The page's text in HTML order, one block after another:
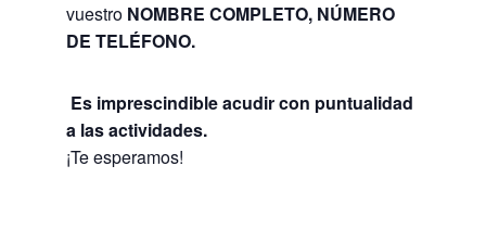
vuestro NOMBRE COMPLETO, NÚMERO
DE TELÉFONO.
Es imprescindible acudir con puntualidad
a las actividades.
¡Te esperamos!